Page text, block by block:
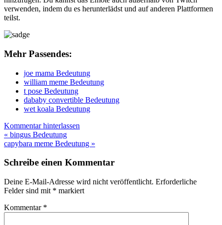
verwenden, indem du es herunterlädst und auf anderen Plattformen
teilst.
Mehr Passendes:
joe mama Bedeutung
william meme Bedeutung
t pose Bedeutung
dababy convertible Bedeutung
wet koala Bedeutung
Kommentar hinterlassen
Beitragsnavigation
« bingus Bedeutung
capybara meme Bedeutung »
Schreibe einen Kommentar
Deine E-Mail-Adresse wird nicht veröffentlicht. Erforderliche
Felder sind mit * markiert
Kommentar *